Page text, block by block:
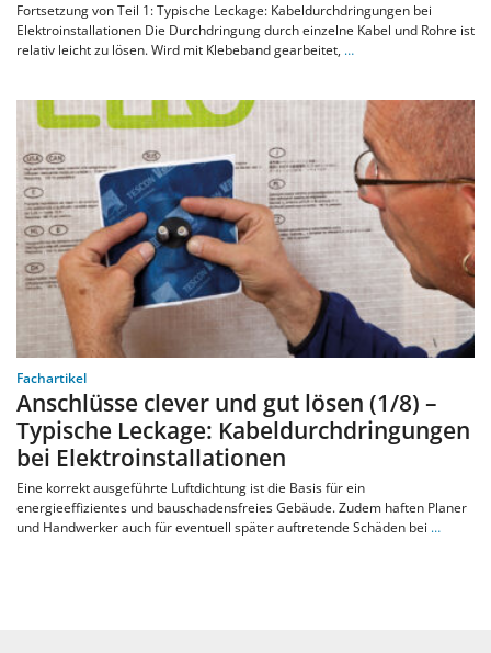
Fortsetzung von Teil 1: Typische Leckage: Kabeldurchdringungen bei
Elektroinstallationen Die Durchdringung durch einzelne Kabel und Rohre ist
relativ leicht zu lösen. Wird mit Klebeband gearbeitet, …
Fachartikel
Anschlüsse clever und gut lösen (1/8) –
Typische Leckage: Kabeldurchdringungen
bei Elektroinstallationen
Eine korrekt ausgeführte Luftdichtung ist die Basis für ein
energieeffizientes und bauschadensfreies Gebäude. Zudem haften Planer
und Handwerker auch für eventuell später auftretende Schäden bei …